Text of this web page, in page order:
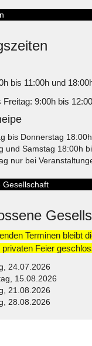
bis 11:00h und
Freitag: 9:00h bis
bis Donnerstag
und Samstag 18:00h
nur bei
Gesellschaft
Terminen bleibt
privaten Feier
24.07.2026
15.08.2026
21.08.2026
28.08.2026